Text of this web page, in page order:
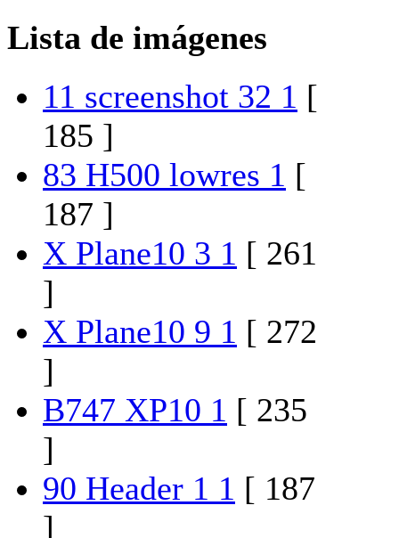
Lista de imágenes
11 screenshot 32 1 [
185 ]
83 H500 lowres 1 [
187 ]
X Plane10 3 1 [ 261
]
X Plane10 9 1 [ 272
]
B747 XP10 1 [ 235
]
90 Header 1 1 [ 187
]